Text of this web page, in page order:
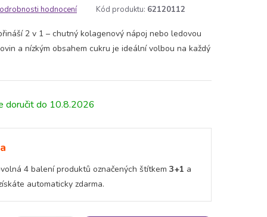
hodnocení Kód produktu: 62120112
2 v 1 – chutný kolagenový nápoj nebo ledovou
a nízkým obsahem cukru je ideální volbou na každý
10.8.2026
4 balení produktů označených štítkem 3+1 a
automaticky zdarma.